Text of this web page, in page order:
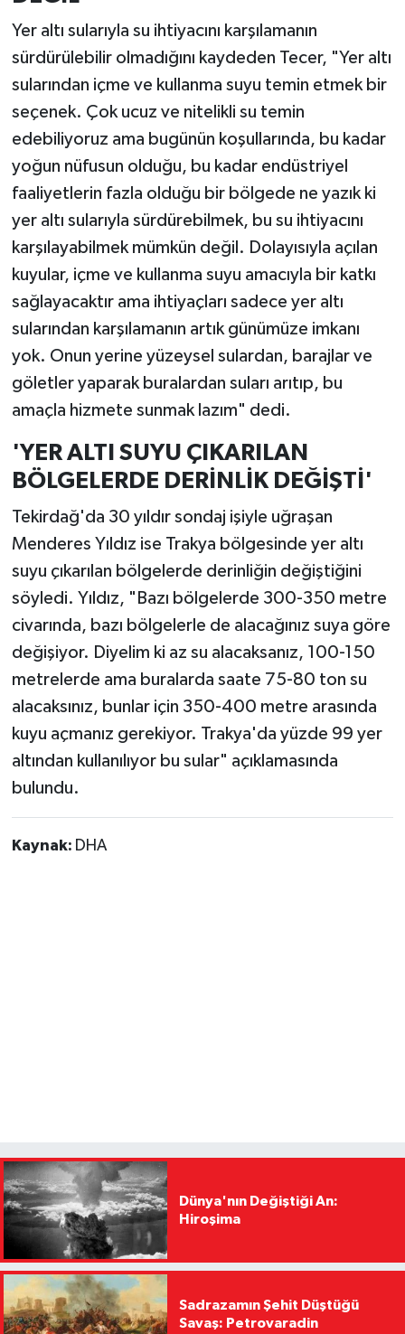
Yer altı sularıyla su ihtiyacını karşılamanın
sürdürülebilir olmadığını kaydeden Tecer, "Yer altı
sularından içme ve kullanma suyu temin etmek bir
seçenek. Çok ucuz ve nitelikli su temin
edebiliyoruz ama bugünün koşullarında, bu kadar
yoğun nüfusun olduğu, bu kadar endüstriyel
faaliyetlerin fazla olduğu bir bölgede ne yazık ki
yer altı sularıyla sürdürebilmek, bu su ihtiyacını
karşılayabilmek mümkün değil. Dolayısıyla açılan
kuyular, içme ve kullanma suyu amacıyla bir katkı
sağlayacaktır ama ihtiyaçları sadece yer altı
sularından karşılamanın artık günümüze imkanı
yok. Onun yerine yüzeysel sulardan, barajlar ve
göletler yaparak buralardan suları arıtıp, bu
amaçla hizmete sunmak lazım" dedi.
'YER ALTI SUYU ÇIKARILAN
BÖLGELERDE DERİNLİK DEĞİŞTİ'
Tekirdağ'da 30 yıldır sondaj işiyle uğraşan
Menderes Yıldız ise Trakya bölgesinde yer altı
suyu çıkarılan bölgelerde derinliğin değiştiğini
söyledi. Yıldız, "Bazı bölgelerde 300-350 metre
civarında, bazı bölgelerle de alacağınız suya göre
değişiyor. Diyelim ki az su alacaksanız, 100-150
metrelerde ama buralarda saate 75-80 ton su
alacaksınız, bunlar için 350-400 metre arasında
kuyu açmanız gerekiyor. Trakya'da yüzde 99 yer
altından kullanılıyor bu sular" açıklamasında
bulundu.
Kaynak: DHA
Dünya'nın Değiştiği An:
Hiroşima
Sadrazamın Şehit Düştüğü
Savaş: Petrovaradin